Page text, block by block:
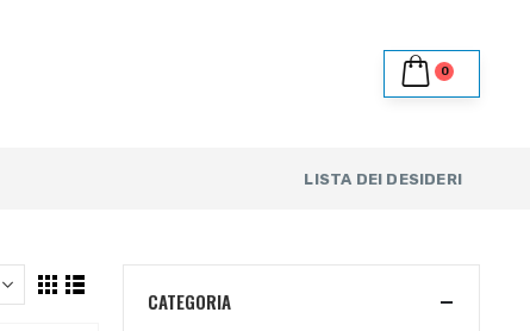
0
LISTA DEI DESIDERI
CATEGORIA